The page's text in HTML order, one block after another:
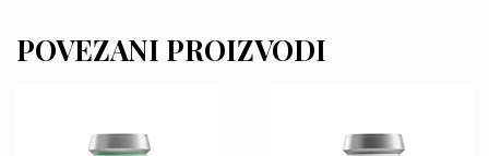
POVEZANI PROIZVODI